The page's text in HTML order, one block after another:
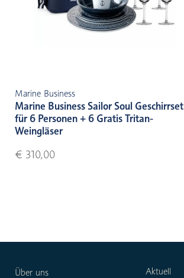
Marine Business
Marine Business Sailor Soul Geschirrset
für 6 Personen + 6 Gratis Tritan-
Weingläser
€ 310,00
Über uns Aktuell